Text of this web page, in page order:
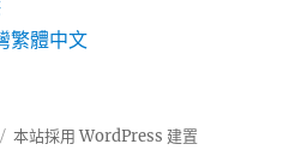
繁體中文
本站採用 WordPress 建置